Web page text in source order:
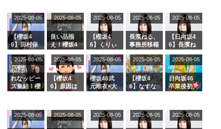
Powered by livedoor 相互RSS
【櫻坂4
6】田村保
ージを脱い
でいた理由
2025-08-05
良い品揃
え！櫻坂4
グル『Mak
e or Brea
k』オフィ
シャルグッ
ズ絶賛販売
2025-08-05
【櫻坂4
6】くりぃ
の2人を手
玉に取る大
沼晶保【く
りぃむナン
タラ】
2025-08-05
長濱ねる、
事務所移籍
属を発表
2025-08-05
【日向坂4
6】長濱ね
ら移籍しフ
ラーム所属
に。これで
事務所に所
属している
がこちら
2025-08-05
れなッピー
ズ集結！櫻
理子、8/6
「ラヴィッ
ト！」水曜
2025-08-05
【櫻坂4
6】原因は
uddiesを
ざわつかせ
る...
2025-08-05
櫻坂46武
元唯衣×大
カップお姉
さんに恐怖
【くりぃむ
2025-08-05
【櫻坂4
6】なすな
2曲目っ
て...【ラヴ
ィット 東
2025-08-05
日向坂46
卒業後初共
師匠オード
リー若林さ
んと再会し
2025-08-05
2025-08-05 2025-08-05 2025-08-05 2025-08-05 2025-08-05